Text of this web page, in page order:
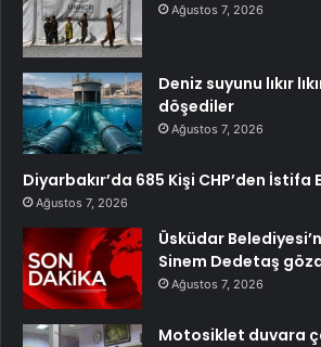
Ağustos 7, 2026
Deniz suyunu lıkır
döşediler
Ağustos 7, 2026
Diyarbakır’da 685 Kişi CHP’den İstifa
Ağustos 7, 2026
Üsküdar
Sinem Dedetaş
Ağustos 7, 2026
Motosiklet duvara